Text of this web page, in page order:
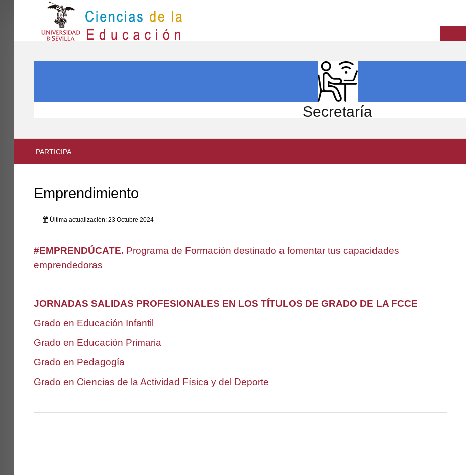
PARTICIPA
Secretaría
PARTICIPA
Emprendimiento
Última actualización: 23 Octubre 2024
#EMPRENDÚCATE. Programa de Formación destinado a fomentar tus capacidades
emprendedoras
JORNADAS SALIDAS PROFESIONALES EN LOS TÍTULOS DE GRADO DE LA FCCE
Grado en Educación Infantil
Grado en Educación Primaria
Grado en Pedagogía
Grado en Ciencias de la Actividad Física y del Deporte